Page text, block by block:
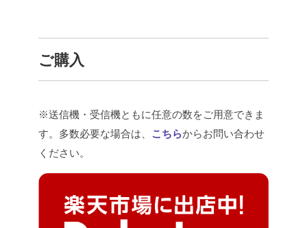
ご購入
※送信機・受信機ともに任意の数をご用意できま
す。多数必要な場合は、 こちらからお問い合わせ
ください。